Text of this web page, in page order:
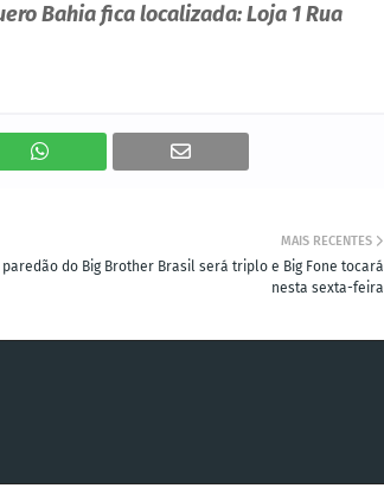
Bahia fica localizada: Loja 1 Rua
MAIS RECENTES
paredão do Big Brother Brasil será triplo e Big Fone tocará
nesta sexta-feira